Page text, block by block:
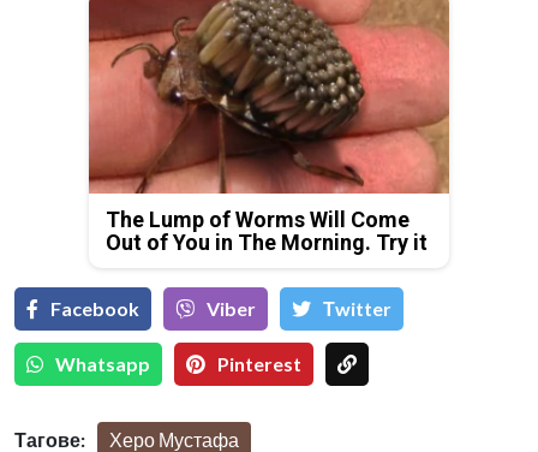
The Lump of Worms Will Come
Out of You in The Morning. Try it
Facebook Viber Тwitter
Whatsapp Pinterest
Тагове: Херо Мустафа